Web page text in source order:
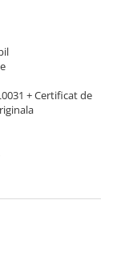
+ Certificat de